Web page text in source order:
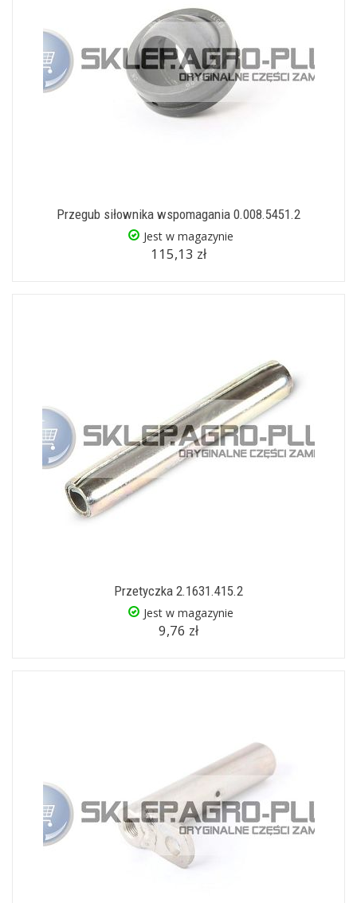
Przegub siłownika wspomagania 0.008.5451.2
Jest w magazynie
115,13 zł
Przetyczka 2.1631.415.2
Jest w magazynie
9,76 zł